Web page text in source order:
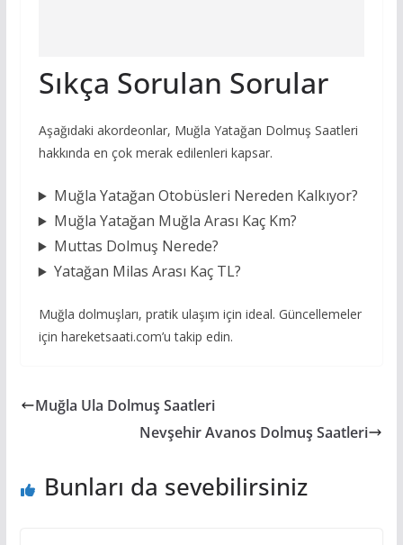
Sıkça Sorulan Sorular
Aşağıdaki akordeonlar, Muğla Yatağan Dolmuş Saatleri
hakkında en çok merak edilenleri kapsar.
Muğla Yatağan Otobüsleri Nereden Kalkıyor?
Muğla Yatağan Muğla Arası Kaç Km?
Muttas Dolmuş Nerede?
Yatağan Milas Arası Kaç TL?
Muğla dolmuşları, pratik ulaşım için ideal. Güncellemeler
için hareketsaati.com’u takip edin.
Muğla Ula Dolmuş Saatleri
Nevşehir Avanos Dolmuş Saatleri
Bunları da sevebilirsiniz